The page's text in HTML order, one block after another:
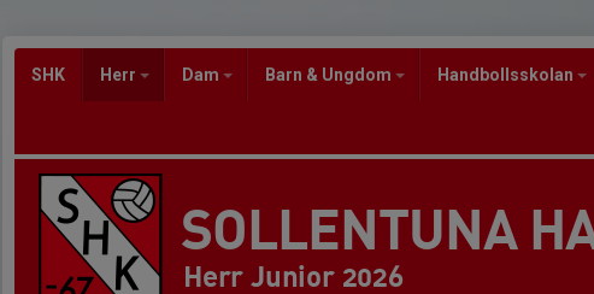
SHK Herr Dam Barn & Ungdom Handbollsskolan
SOLLENTUNA
Herr Junior 2026